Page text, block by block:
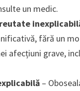
un medic.
fără un
afecțiuni grave,
–